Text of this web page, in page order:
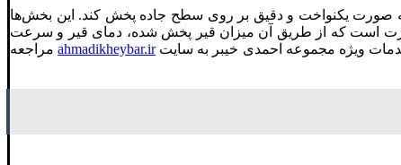
به صورت یکنواخت و دقیق بر روی سطح جاده پخش کند. این بخش‌ها
است که از طریق آن میزان قیر پخش شده، دمای قیر و سرعت
ویژه مجموعه احمدی خیبر به سایتahmadikheybar.irمراجعه